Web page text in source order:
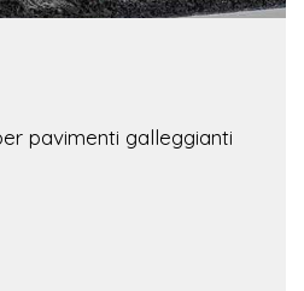
pavimenti galleggianti